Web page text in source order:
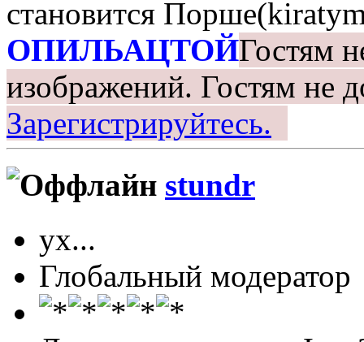
становится
ОПИЛЬАЦТОЙГостям
изображений. Гостям не
Зарегистрируйтесь.
stundr
ух...
Глобальный модератор